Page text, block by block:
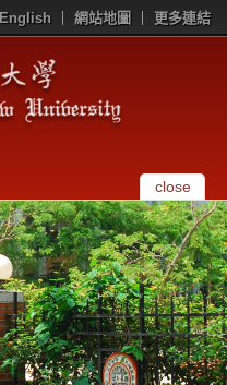
English 網站地圖 更多連結
close